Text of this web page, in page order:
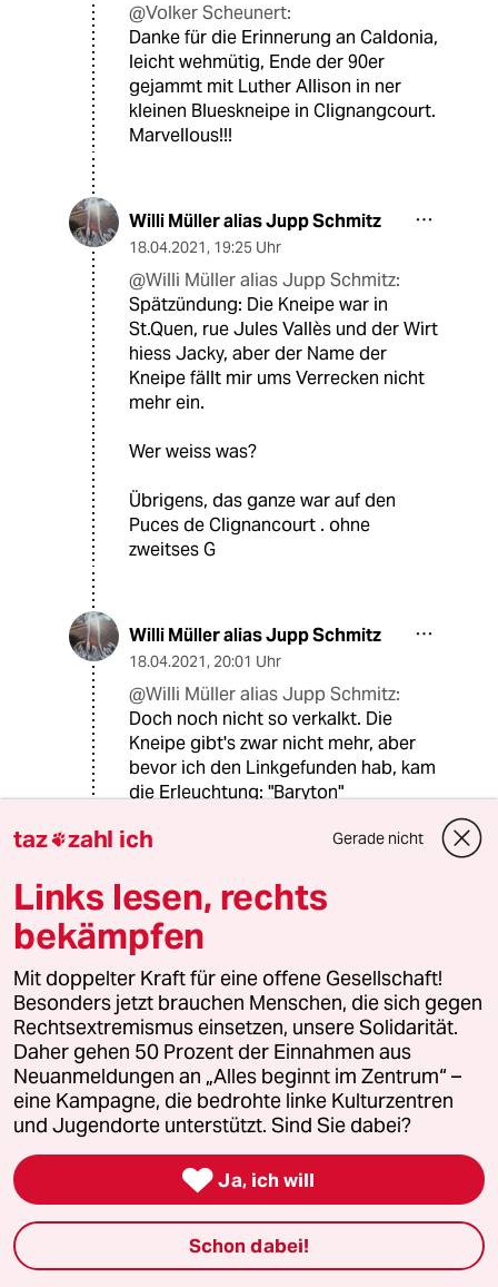
@Volker Scheunert:
Danke für die Erinnerung an Caldonia,
leicht wehmütig, Ende der 90er
gejammt mit Luther Allison in ner
kleinen Blueskneipe in Clignangcourt.
Marvellous!!!
Willi Müller alias Jupp Schmitz
18.04.2021, 19:25 Uhr
@Willi Müller alias Jupp Schmitz:
Spätzündung: Die Kneipe war in
St.Quen, rue Jules Vallès und der Wirt
hiess Jacky, aber der Name der
Kneipe fällt mir ums Verrecken nicht
mehr ein.
Wer weiss was?
Übrigens, das ganze war auf den
Puces de Clignancourt . ohne
zweitses G
Willi Müller alias Jupp Schmitz
18.04.2021, 20:01 Uhr
@Willi Müller alias Jupp Schmitz:
Doch noch nicht so verkalkt. Die
Kneipe gibt's zwar nicht mehr, aber
bevor ich den Linkgefunden hab, kam
die Erleuchtung: "Baryton"
frenchblues.free.fr/clubs/baryton.htm
EP el presidente
17.04.2021,19:16 Uhr
der deutsche Slurms McKenzie.
Nicht arbeiten und nur Trallala Party machen,
ist auch anstrengend.
Lowandorder
Sorry. Nee - ESC - das hat Bill nicht verdient.
Helzrichen Birdsday zum 90. Birdsday Bill
Ramsey -
& mal so -
taz zahl ich Gerade nicht
Links lesen, rechts
bekämpfen
Mit doppelter Kraft für eine offene Gesellschaft!
Besonders jetzt brauchen Menschen, die sich gegen
Rechtsextremismus einsetzen, unsere Solidarität.
Daher gehen 50 Prozent der Einnahmen aus
Neuanmeldungen an „Alles beginnt im Zentrum“ –
eine Kampagne, die bedrohte linke Kulturzentren
und Jugendorte unterstützt. Sind Sie dabei?
 Ja, ich will
Schon dabei!